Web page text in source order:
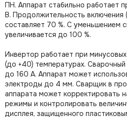
ПН. Аппарат стабильно работает
В. Продолжительность включения
составляет 70 %. С уменьшением
увеличивается до 100 %.
Инвертор работает при
(до +40) температурах. Сварочный
до 160 А. Аппарат может
электроды до 4 мм. Сварщик в
аппарата может корректировать
режимы и контролировать
дисплея, защищенного